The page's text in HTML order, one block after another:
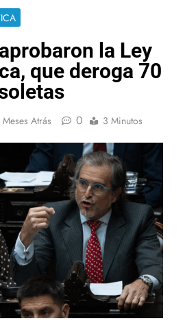
la Ley
que deroga 70
Meses Atrás 0 3 Minutos